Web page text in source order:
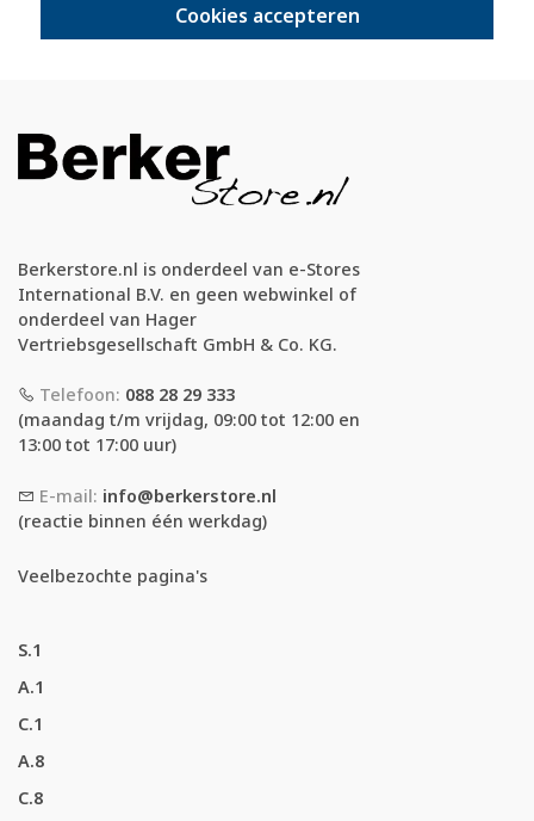
Cookies accepteren
voor 21u besteld, morgen in huis*
Berkerstore.nl is onderdeel van e-Stores
International B.V. en geen webwinkel of
onderdeel van Hager
Vertriebsgesellschaft GmbH & Co. KG.
Telefoon: 088 28 29 333
(maandag t/m vrijdag, 09:00 tot 12:00 en
13:00 tot 17:00 uur)
E-mail: info@berkerstore.nl
(reactie binnen één werkdag)
Veelbezochte pagina's
S.1
A.1
C.1
A.8
C.8